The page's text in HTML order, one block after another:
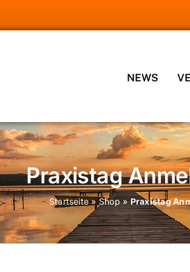
NEWS
Praxistag
Startseite»Shop»Praxistag